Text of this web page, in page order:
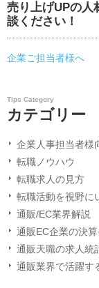
売り上げUPの人
談ください！
企業ご担当者様へ
Tips Category
カテゴリー
企業人事担当者様
転職ノウハウ
転職求人の見方
転職活動を視野に
通販/EC業界解説
通販EC企業の決
通販天職の求人統
通販業界で活躍す